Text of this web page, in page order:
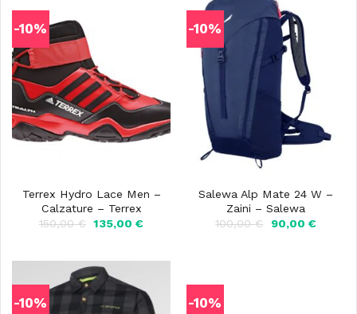
-10%
Terrex Hydro Lace Men –
Calzature – Terrex
150,00€ Il
150,00 €.
135,00€Il
-10%
Salewa Alp Mate 24 W –
Zaini – Salewa
100,00€
Il
90,00 €Il
-10% -10%